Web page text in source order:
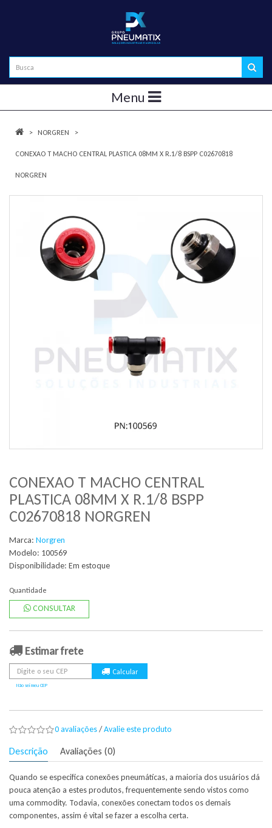
Menu
NORGREN
CONEXAO T MACHO CENTRAL PLASTICA 08MM X R.1/8 BSPP C02670818
NORGREN
CONEXAO T MACHO CENTRAL
PLASTICA 08MM X R.1/8 BSPP
C02670818 NORGREN
Marca: Norgren
Modelo: 100569
Disponibilidade: Em estoque
Quantidade
CONSULTAR
Estimar frete
Não sei meu CEP
0 avaliações/Avalie este produto
Descrição Avaliações (0)
Quando se especifica conexões pneumáticas, a maioria dos usuários dá
pouca atenção a estes produtos, frequentemente sendo vistos como
uma commodity. Todavia, conexões conectam todos os demais
componentes, assim é vital se fazer a escolha certa.